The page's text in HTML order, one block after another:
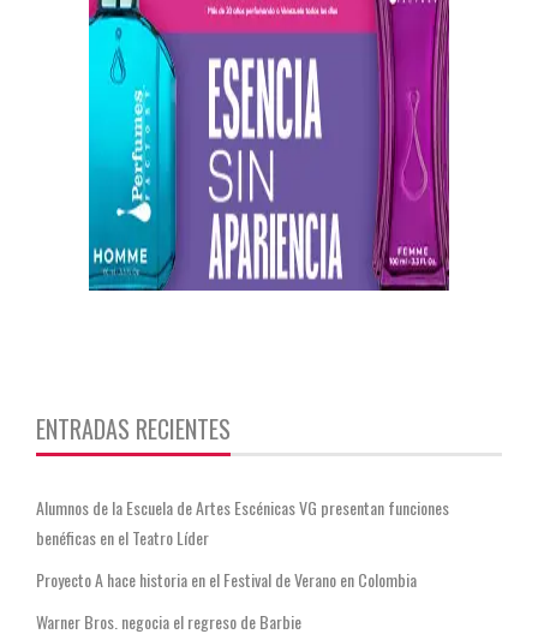
ENTRADAS RECIENTES
Alumnos de la Escuela de Artes Escénicas VG presentan funciones
benéficas en el Teatro Líder
Proyecto A hace historia en el Festival de Verano en Colombia
Warner Bros. negocia el regreso de Barbie